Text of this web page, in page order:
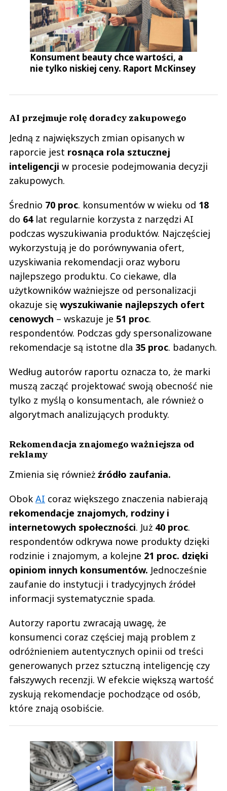
Konsument beauty chce wartości, a
nie tylko niskiej ceny. Raport McKinsey
AI przejmuje rolę doradcy zakupowego
Jedną z największych zmian opisanych w
raporcie jest rosnąca rola sztucznej
inteligencji w procesie podejmowania decyzji
zakupowych.
Średnio 70 proc. konsumentów w wieku od 18
do 64lat regularnie korzysta z narzędzi AI
podczas wyszukiwania produktów. Najczęściej
wykorzystują je do porównywania ofert,
uzyskiwania rekomendacji oraz wyboru
najlepszego produktu. Co ciekawe, dla
użytkowników ważniejsze od personalizacji
okazuje się wyszukiwanie najlepszych ofert
cenowych – wskazuje je 51 proc.
respondentów. Podczas gdy spersonalizowane
rekomendacje są istotne dla 35 proc. badanych.
Według autorów raportu oznacza to, że marki
muszą zacząć projektować swoją obecność nie
tylko z myślą o konsumentach, ale również o
algorytmach analizujących produkty.
Rekomendacja znajomego ważniejsza od
reklamy
Zmienia się również źródło zaufania.
Obok AI coraz większego znaczenia nabierają
rekomendacje znajomych, rodziny i
internetowych społeczności. Już 40 proc.
respondentów odkrywa nowe produkty dzięki
rodzinie i znajomym, a kolejne 21 proc. dzięki
opiniom innych konsumentów. Jednocześnie
zaufanie do instytucji i tradycyjnych źródeł
informacji systematycznie spada.
Autorzy raportu zwracają uwagę, że
konsumenci coraz częściej mają problem z
odróżnieniem autentycznych opinii od treści
generowanych przez sztuczną inteligencję czy
fałszywych recenzji. W efekcie większą wartość
zyskują rekomendacje pochodzące od osób,
które znają osobiście.